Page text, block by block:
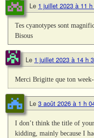
Le 1 juillet 2023 à 11
Tes cyanotypes sont
Bisous
Le 1 juillet 2023 à 14 h
Merci Brigitte que ton
Le 3 août 2026 à 1 h
I don’t think the title of
kidding, mainly because I